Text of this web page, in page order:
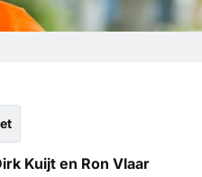
Kuijt en Ron Vlaar